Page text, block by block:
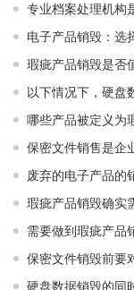
专业档案处理机构
电子产品销毁：选
瑕疵产品销毁是否
以下情况下，硬盘
哪些产品被定义为
保密文件销售是企
废弃的电子产品的
瑕疵产品销毁确实
需要做到瑕疵产品
保密文件销毁前要
硬盘数据销毁的同